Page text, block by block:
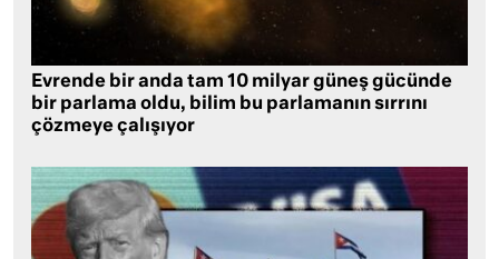
Evrende bir anda tam 10 milyar güneş gücünde
bir parlama oldu, bilim bu parlamanın sırrını
çözmeye çalışıyor